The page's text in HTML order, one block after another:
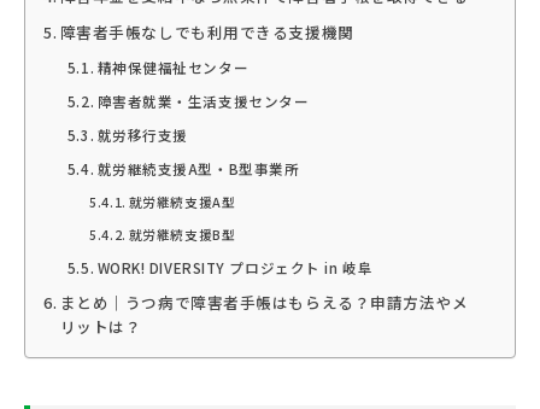
障害者手帳なしでも利用できる支援機関
精神保健福祉センター
障害者就業・生活支援センター
就労移行支援
就労継続支援A型・B型事業所
就労継続支援A型
就労継続支援B型
WORK! DIVERSITY プロジェクト in 岐阜
まとめ｜うつ病で障害者手帳はもらえる？申請方法やメ
リットは？